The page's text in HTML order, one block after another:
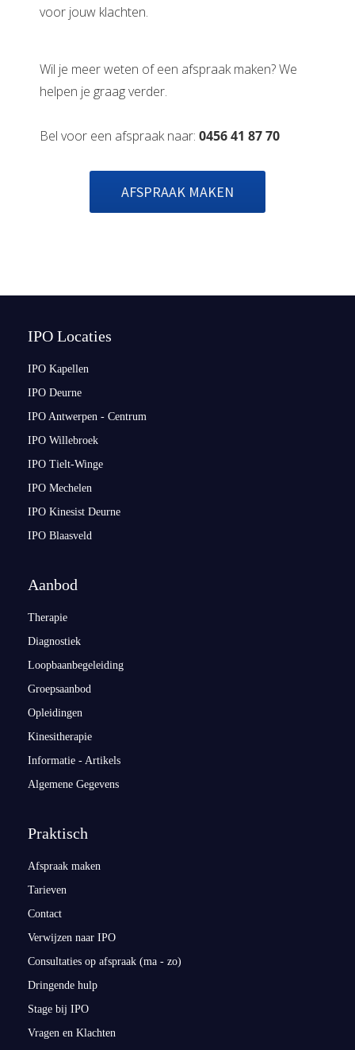
voor jouw klachten.
Wil je meer weten of een afspraak maken? We
helpen je graag verder.
Bel voor een afspraak naar: 0456 41 87 70
AFSPRAAK MAKEN
IPO Locaties
IPO Kapellen
IPO Deurne
IPO Antwerpen - Centrum
IPO Willebroek
IPO Tielt-Winge
IPO Mechelen
IPO Kinesist Deurne
IPO Blaasveld
Aanbod
Therapie
Diagnostiek
Loopbaanbegeleiding
Groepsaanbod
Opleidingen
Kinesitherapie
Informatie - Artikels
Algemene Gegevens
Praktisch
Afspraak maken
Tarieven
Contact
Verwijzen naar IPO
Consultaties op afspraak (ma - zo)
Dringende hulp
Stage bij IPO
Vragen en Klachten